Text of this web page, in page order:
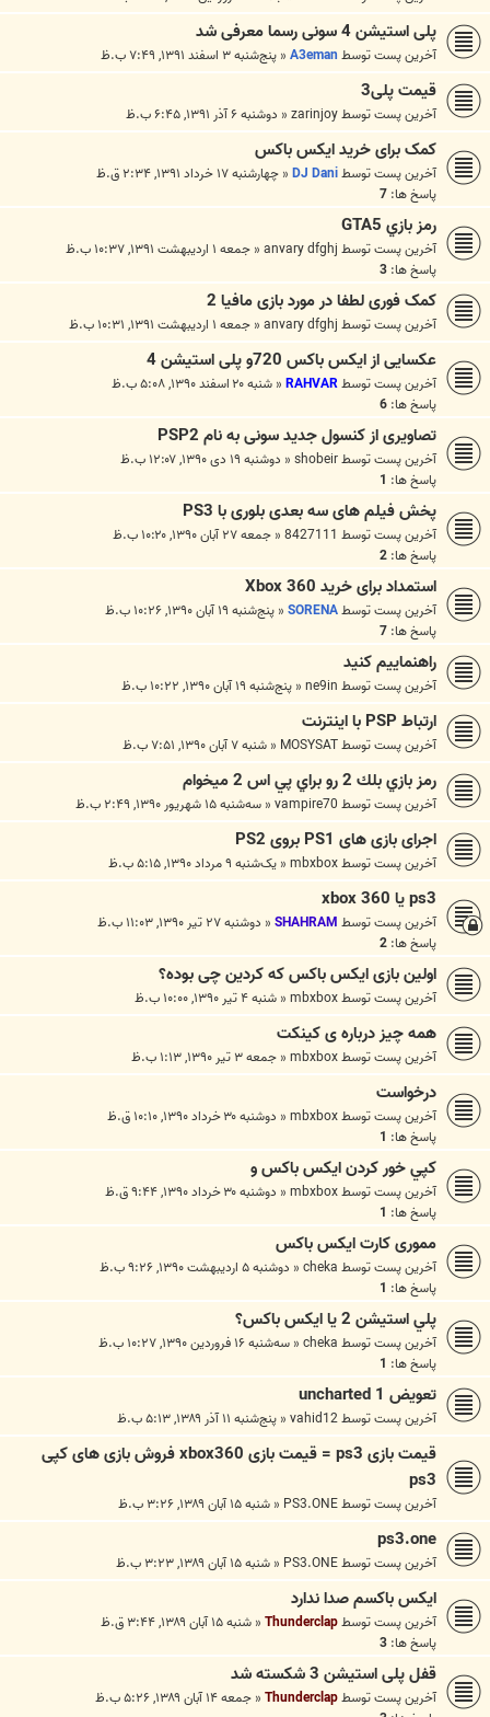
پلی استیشن 4 سونی رسما معرفی شد
آخرین پست توسطA3eman
« پنج‌شنبه ۳ اسفند ۱۳۹۱, ۷:۴۹ ب.ظ
قیمت پلی3
آخرین پست توسطzarinjoy
« دوشنبه ۶ آذر ۱۳۹۱, ۶:۴۵ ب.ظ
کمک برای خرید ایکس باکس
آخرین پست توسطDJ Dani
« چهارشنبه ۱۷ خرداد ۱۳۹۱, ۲:۳۴ ق.ظ
پاسخ ها: 7
رمز بازي GTA5
آخرین پست توسطanvary dfghj
« جمعه ۱ اردیبهشت ۱۳۹۱, ۱۰:۳۷ ب.ظ
پاسخ ها: 3
کمک فوری لطفا در مورد بازی مافیا 2
آخرین پست توسطanvary dfghj
« جمعه ۱ اردیبهشت ۱۳۹۱, ۱۰:۳۱ ب.ظ
عکسایی از ایکس باکس 720و پلی استیشن 4
آخرین پست توسطRAHVAR
« شنبه ۲۰ اسفند ۱۳۹۰, ۵:۰۸ ب.ظ
پاسخ ها: 6
تصاویری از کنسول جدید سونی به نام PSP2
آخرین پست توسطshobeir
« دوشنبه ۱۹ دی ۱۳۹۰, ۱۲:۰۷ ب.ظ
پاسخ ها: 1
پخش فیلم های سه بعدی بلوری با PS3
آخرین پست توسط8427111
« جمعه ۲۷ آبان ۱۳۹۰, ۱۰:۲۰ ب.ظ
پاسخ ها: 2
استمداد برای خرید Xbox 360
آخرین پست توسطSORENA
« پنج‌شنبه ۱۹ آبان ۱۳۹۰, ۱۰:۲۶ ب.ظ
پاسخ ها: 7
راهنماییم کنید
آخرین پست توسطne9in
« پنج‌شنبه ۱۹ آبان ۱۳۹۰, ۱۰:۲۲ ب.ظ
ارتباط PSP با اینترنت
آخرین پست توسطMOSYSAT
« شنبه ۷ آبان ۱۳۹۰, ۷:۵۱ ب.ظ
رمز بازي بلك 2 رو براي پي اس 2 ميخوام
آخرین پست توسطvampire70
« سه‌شنبه ۱۵ شهریور ۱۳۹۰, ۲:۴۹ ب.ظ
اجرای بازی های PS1 بروی PS2
آخرین پست توسطmbxbox
« یک‌شنبه ۹ مرداد ۱۳۹۰, ۵:۱۵ ب.ظ
ps3 یا xbox 360
آخرین پست توسطSHAHRAM
« دوشنبه ۲۷ تیر ۱۳۹۰, ۱۱:۰۳ ب.ظ
پاسخ ها: 2
اولین بازی ایکس باکس که کردین چی بوده؟
آخرین پست توسطmbxbox
« شنبه ۴ تیر ۱۳۹۰, ۱۰:۰۰ ب.ظ
همه چیز درباره ی کینکت
آخرین پست توسطmbxbox
« جمعه ۳ تیر ۱۳۹۰, ۱:۱۳ ب.ظ
درخواست
آخرین پست توسطmbxbox
« دوشنبه ۳۰ خرداد ۱۳۹۰, ۱۰:۱۰ ق.ظ
پاسخ ها: 1
كپي خور كردن ايكس باكس و
آخرین پست توسطmbxbox
« دوشنبه ۳۰ خرداد ۱۳۹۰, ۹:۴۴ ق.ظ
پاسخ ها: 1
مموری کارت ایکس باکس
آخرین پست توسطcheka
« دوشنبه ۵ اردیبهشت ۱۳۹۰, ۹:۲۶ ب.ظ
پاسخ ها: 1
پلي استيشن 2 يا ايكس باكس؟
آخرین پست توسطcheka
« سه‌شنبه ۱۶ فروردین ۱۳۹۰, ۱۰:۲۷ ب.ظ
پاسخ ها: 1
تعویض 1 uncharted
آخرین پست توسطvahid12
« پنج‌شنبه ۱۱ آذر ۱۳۸۹, ۵:۱۳ ب.ظ
قیمت بازی ps3 = قیمت بازی xbox360 فروش بازی های کپی
ps3
آخرین پست توسطPS3.ONE
« شنبه ۱۵ آبان ۱۳۸۹, ۳:۲۶ ب.ظ
ps3.one
آخرین پست توسطPS3.ONE
« شنبه ۱۵ آبان ۱۳۸۹, ۳:۲۳ ب.ظ
ایکس باکسم صدا ندارد
آخرین پست توسطThunderclap
« شنبه ۱۵ آبان ۱۳۸۹, ۳:۴۴ ق.ظ
پاسخ ها: 3
قفل پلی استیشن 3 شکسته شد
آخرین پست توسطThunderclap
« جمعه ۱۴ آبان ۱۳۸۹, ۵:۲۶ ب.ظ